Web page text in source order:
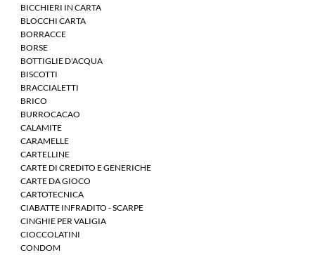
BICCHIERI IN CARTA
BLOCCHI CARTA
BORRACCE
BORSE
BOTTIGLIE D'ACQUA
BISCOTTI
BRACCIALETTI
BRICO
BURROCACAO
CALAMITE
CARAMELLE
CARTELLINE
CARTE DI CREDITO E GENERICHE
CARTE DA GIOCO
CARTOTECNICA
CIABATTE INFRADITO - SCARPE
CINGHIE PER VALIGIA
CIOCCOLATINI
CONDOM